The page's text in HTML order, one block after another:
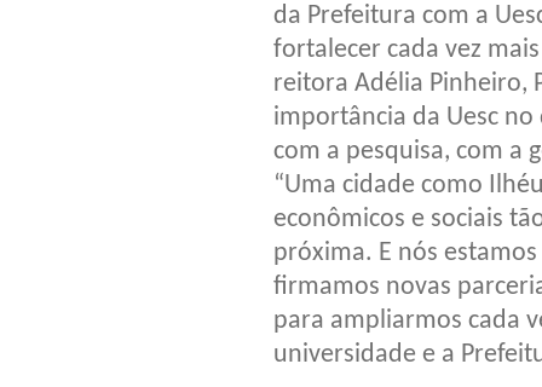
da Prefeitura com a
fortalecer cada vez
reitora Adélia Pinheiro,
importância da Uesc
com a pesquisa, com a
“Uma cidade como
econômicos e sociais
próxima. E nós
firmamos novas
para ampliarmos cada
universidade e a